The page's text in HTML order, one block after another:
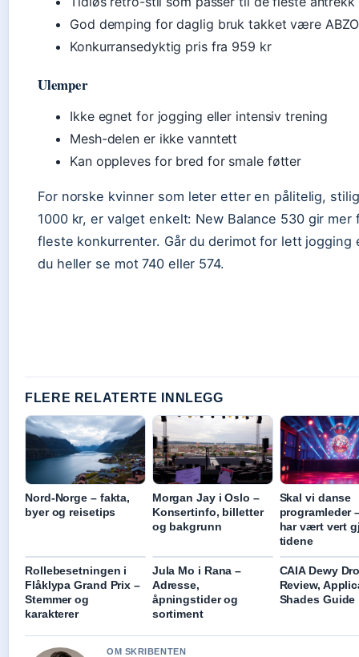
God demping for daglig bruk takket være
Konkurransedyktig pris fra 959 kr
Ulemper
Ikke egnet for jogging eller intensiv trening
Mesh-delen er ikke vanntett
Kan oppleves for bred for smale føtter
For norske kvinner som leter etter en pålitelig,
1000 kr, er valget enkelt: New Balance 530 gir
fleste konkurrenter. Går du derimot for lett jogging
du heller se mot 740 eller 574.
FLERE RELATERTE INNLEGG
Nord-Norge – fakta,
byer og reisetips
Morgan Jay i Oslo –
Konsertinfo, billetter
og bakgrunn
Skal vi danse
programleder
har vært vert
tidene
Rollebesetningen i
Flåklypa Grand Prix –
Stemmer og
karakterer
Jula Mo i Rana –
Adresse,
åpningstider og
sortiment
CAIA Dewy
Review,
Shades Guide
OM SKRIBENTEN